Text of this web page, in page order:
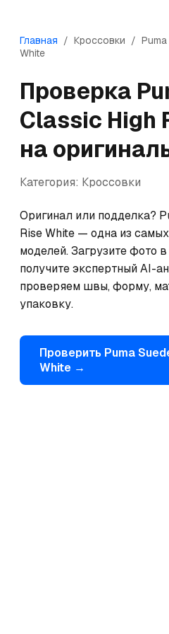
Главная / Кроссовки / Puma
White
Проверка
Classic High
на
Категория: Кроссовки
Оригинал или подделка?
Rise White — одна из
моделей. Загрузите фото
получите экспертный AI-
проверяем швы, форму,
упаковку.
Проверить Puma
White →